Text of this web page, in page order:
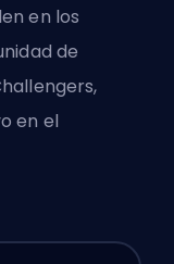
en los
de
en el